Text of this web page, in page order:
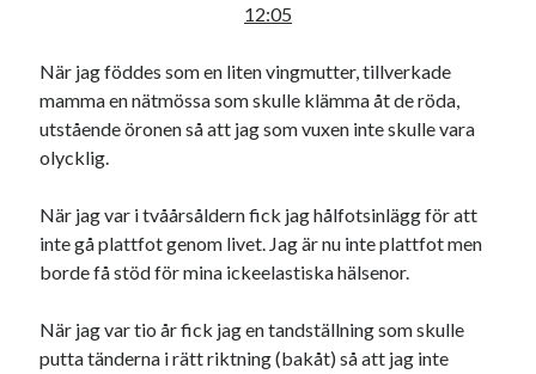
12:05
När jag föddes som en liten vingmutter, tillverkade
mamma en nätmössa som skulle klämma åt de röda,
utstående öronen så att jag som vuxen inte skulle vara
olycklig.
När jag var i tvåårsåldern fick jag hålfotsinlägg för att
inte gå plattfot genom livet. Jag är nu inte plattfot men
borde få stöd för mina ickeelastiska hälsenor.
När jag var tio år fick jag en tandställning som skulle
putta tänderna i rätt riktning (bakåt) så att jag inte